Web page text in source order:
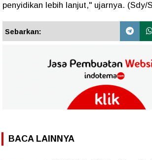
penyidikan lebih lanjut," ujarnya. (Sdy/
Sebarkan:
BACA LAINNYA